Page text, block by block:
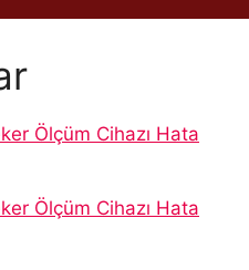
Ölçüm Cihazı Hata
Ölçüm Cihazı Hata